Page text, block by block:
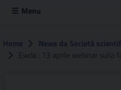
Menu
Home
News da Società
Ewda : 13 aprile webinar sulla